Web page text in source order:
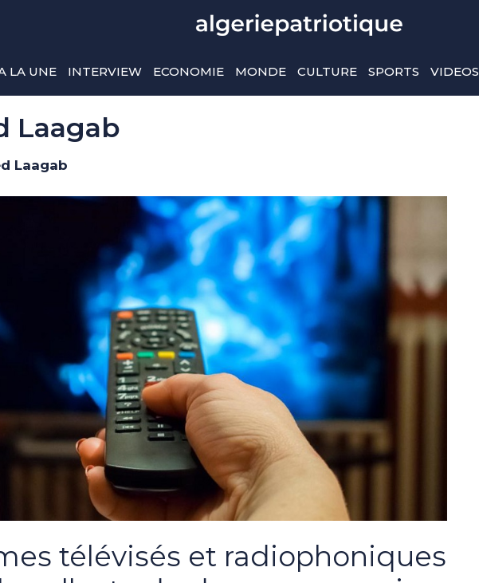
LA UNE INTERVIEW ECONOMIE MONDE CULTURE SPORTS VIDEOS
Laagab
Laagab
télévisés et radiophoniques